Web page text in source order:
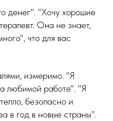
денег". "Хочу хорошие
Она не знает,
что для вас
измеримо. "Я
любимой работе". "Я
безопасно и
в год в новые страны".